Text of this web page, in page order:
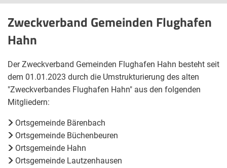
ZV
Gemeinden
Flughafen
Hahn
Zweckverband Gemeinden Flughafen
Hahn
Der Zweckverband Gemeinden Flughafen Hahn besteht seit
dem 01.01.2023 durch die Umstrukturierung des alten
"Zweckverbandes Flughafen Hahn" aus den folgenden
Mitgliedern:
Ortsgemeinde Bärenbach
Ortsgemeinde Büchenbeuren
Ortsgemeinde Hahn
Ortsgemeinde Lautzenhausen